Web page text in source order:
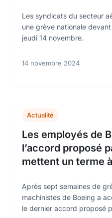
Les syndicats du secteur
une grève nationale
jeudi 14 novembre.
14 novembre 2024
Actualité
Les employés de
l’accord proposé
mettent un terme
Après sept semaines de
machinistes de Boeing a
le dernier accord proposé